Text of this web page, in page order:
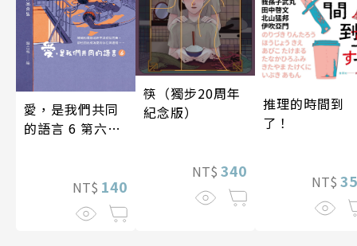
愛，是我們共同
的語言 6 第六屆
NT$ 140
筷（獨步20周年
紀念版）
NT$ 340
推理的時間到
了！
NT$